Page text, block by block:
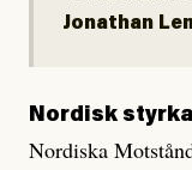
Jonathan
Nordisk styrka
Nordiska